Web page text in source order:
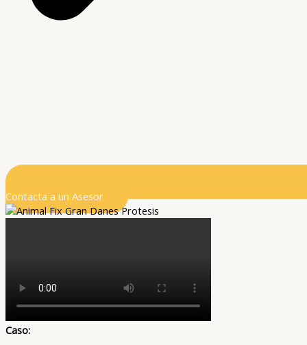
Contacta a un Asesor
Caso: